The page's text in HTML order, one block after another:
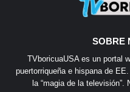
SOBRE
TVboricuaUSA es un portal
puertorriqueña e hispana de
la “magia de la